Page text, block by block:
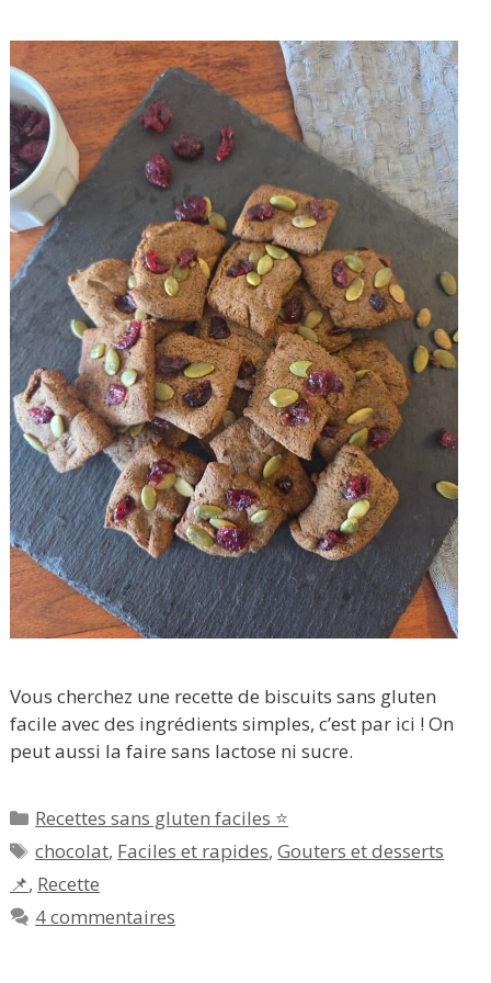
Vous cherchez une recette de biscuits sans gluten
facile avec des ingrédients simples, c’est par ici ! On
peut aussi la faire sans lactose ni sucre.
Catégories
Recettes sans gluten faciles ⭐
Étiquettes
chocolat, Faciles et rapides,Gouters et desserts
📌, Recette
4 commentaires